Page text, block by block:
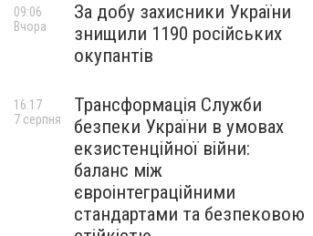
За добу захисники України
знищили 1190 російських
окупантів
09:06
Вчора
Трансформація Служби
безпеки України в умовах
екзистенційної війни:
баланс між
євроінтеграційними
стандартами та безпековою
16:17
7 серпня